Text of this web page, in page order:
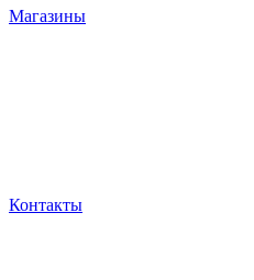
Магазины
Контакты